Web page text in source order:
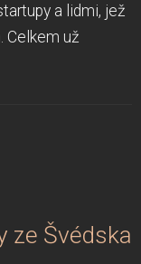
a lidmi, jež
Celkem už
ze Švédska